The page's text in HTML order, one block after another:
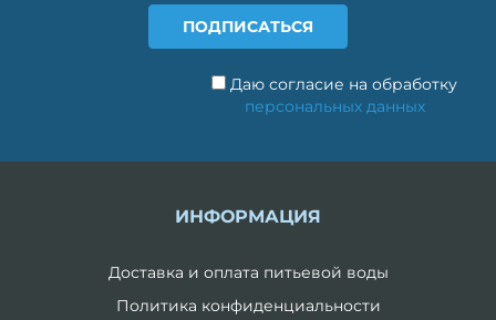
Даю согласие на обработку
персональных данных
ИНФОРМАЦИЯ
Доставка и оплата питьевой воды
Политика конфиденциальности